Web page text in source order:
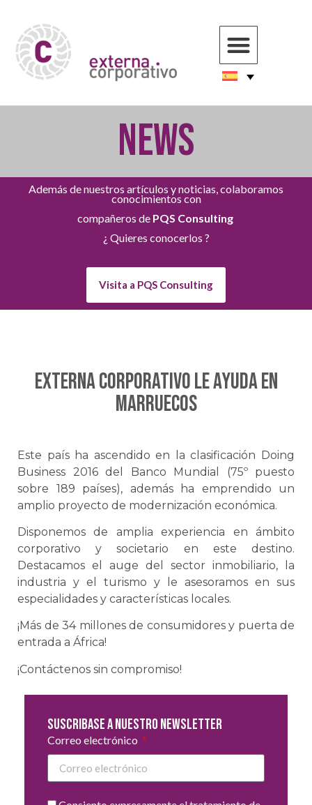
NEWS
Además de nuestros artículos y noticias, colaboramos
conocimientos con
compañeros de PQS Consulting
¿ Quieres conocerlos ?
Visita a PQS Consulting
EXTERNA CORPORATIVO le ayuda en
MARRUECOS
Este país ha ascendido en la clasificación Doing
Business 2016 del Banco Mundial (75º puesto
sobre 189 países), además ha emprendido un
amplio proyecto de modernización económica.
Disponemos de amplia experiencia en ámbito
corporativo y societario en este destino.
Destacamos el auge del sector inmobiliario, la
industria y el turismo y le asesoramos en sus
especialidades y características locales.
¡Más de 34 millones de consumidores y puerta de
entrada a África!
¡Contáctenos sin compromiso!
Suscribase a nuestro newsletter
Correo electrónico